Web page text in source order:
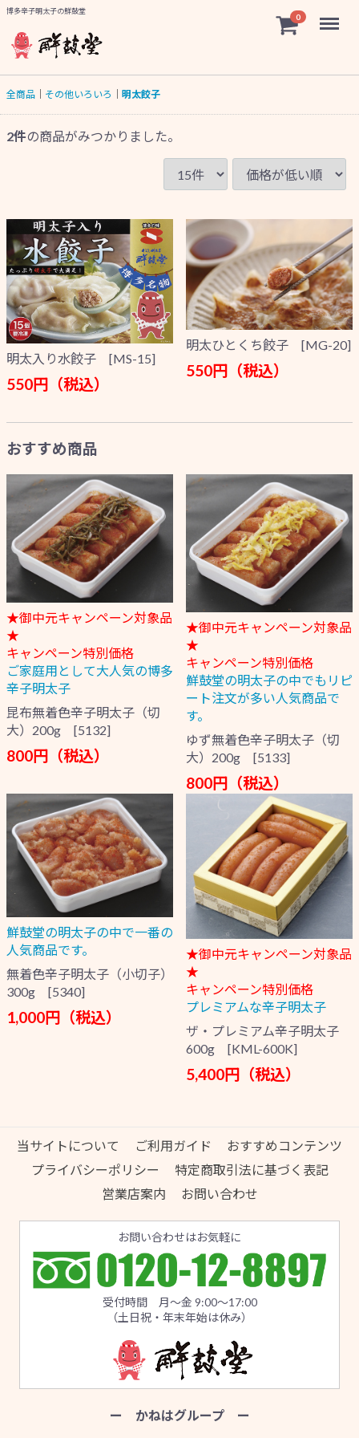
博多辛子明太子の鮮鼓堂
0 Menu
全商品 その他いろいろ 明太餃子
2件の商品がみつかりました。
明太入り水餃子 [MS-15]
550円（税込）
明太ひとくち餃子 [MG-20]
550円（税込）
おすすめ商品
★御中元キャンペーン対象品
★
キャンペーン特別価格
ご家庭用として大人気の博多
辛子明太子
昆布無着色辛子明太子（切
大）200g [5132]
800円（税込）
★御中元キャンペーン対象品
★
キャンペーン特別価格
鮮鼓堂の明太子の中でもリピ
ート注文が多い人気商品で
す。
ゆず無着色辛子明太子（切
大）200g [5133]
800円（税込）
鮮鼓堂の明太子の中で一番の
人気商品です。
無着色辛子明太子（小切子）
300g [5340]
1,000円（税込）
★御中元キャンペーン対象品
★
キャンペーン特別価格
プレミアムな辛子明太子
ザ・プレミアム辛子明太子
600g [KML-600K]
5,400円（税込）
当サイトについて ご利用ガイド
おすすめコンテンツ
プライバシーポリシー
特定商取引法に基づく表記
営業店案内
お問い合わせ
お問い合わせはお気軽に
受付時間 月～金 9:00～17:00
（土日祝・年末年始は休み）
ー かねはグループ ー